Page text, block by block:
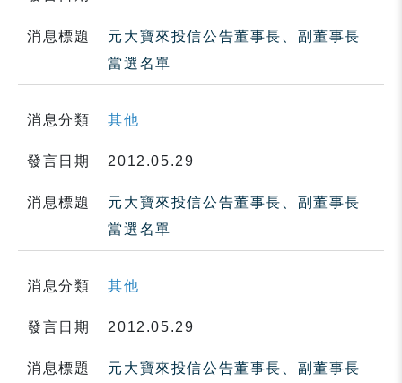
消息標題
元大寶來投信公告董事長、副董事長
當選名單
消息分類 其他
發言日期 2012.05.29
消息標題
元大寶來投信公告董事長、副董事長
當選名單
消息分類 其他
發言日期 2012.05.29
消息標題
元大寶來投信公告董事長、副董事長